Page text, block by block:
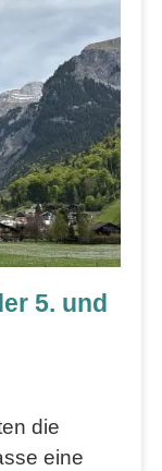
5. und
die
eine